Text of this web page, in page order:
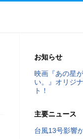
お知らせ
映画『あの星
い。』オリジ
ト！
主要ニュース
台風13号影響